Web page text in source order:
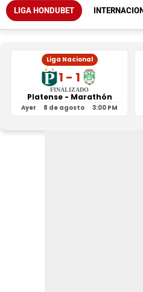
LIGA HONDUBET
Liga Nacional
1 - 1
FINALIZADO
Platense - Marathón
Ayer 8 de agosto 3:00 PM